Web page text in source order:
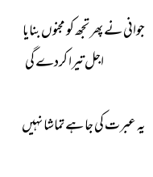
نے پھر تجھ کو مجنوں بنایا
اجل تیرا کردے گی
یہ عبرت کی جا ہے تماشا نہیں